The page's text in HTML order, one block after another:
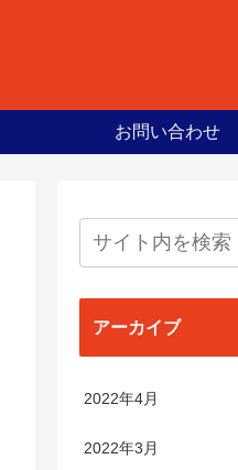
お問い合わせ
アーカイブ
2022年4月
2022年3月